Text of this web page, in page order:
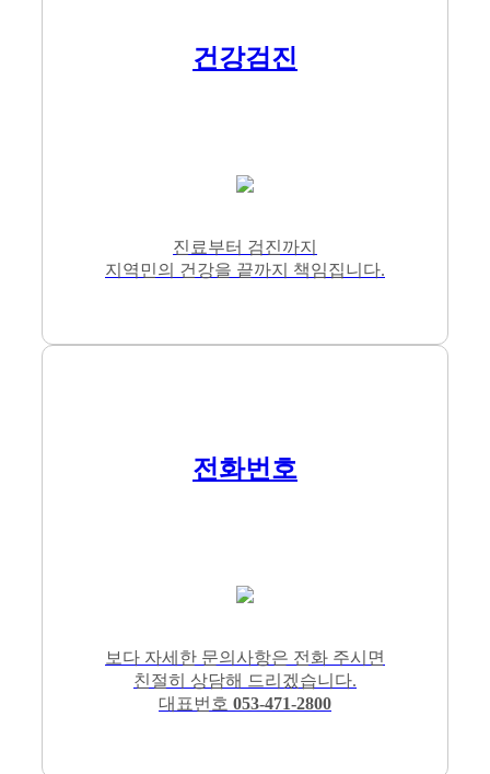
건강검진
진료부터 검진까지
지역민의 건강을 끝까지 책임집니다.
전화번호
보다 자세한 문의사항은 전화 주시면
친절히 상담해 드리겠습니다.
대표번호 053-471-2800